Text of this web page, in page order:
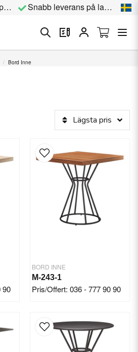
Snabb leverans på lagervara
Bord Inne
Lägsta pris
90
BORD INNE
M-243-1
Pris/Offert: 036 - 777 90 90